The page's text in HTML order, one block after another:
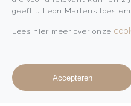
Leon Martens
Leon Martens Juwelier
geeft u Leon Martens
Lees hier meer over onze
Accepteren